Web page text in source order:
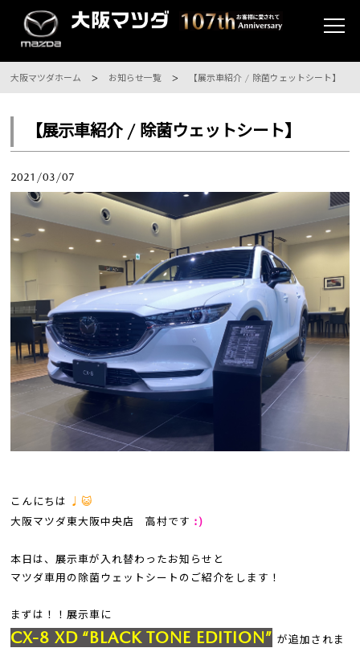
大阪マツダホーム お知らせ一覧 【展示車紹介 / 除菌ウェットシート】
【展示車紹介 / 除菌ウェットシート】
2021/03/07
こんにちは ♩😺
大阪マツダ東大阪中央店 高村です :)
本日は、展示車が入れ替わったお知らせと
マツダ車用の除菌ウェットシートのご紹介をします！
まずは！！ 展示車に
CX-8 XD “BLACK TONE EDITION” が追加されま